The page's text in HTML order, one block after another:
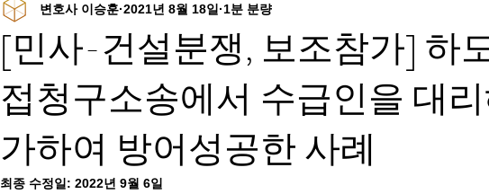
[민사-건설분쟁, 보조참가] 하
접청구소송에서 수급인을 대
가하여 방어성공한 사례
변호사 이승훈 2021년 8월 18일 1분 분량
최종 수정일: 2022년 9월 6일